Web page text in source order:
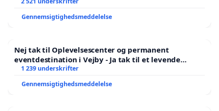
Gennemsigtighedsmeddelelse
Nej tak til Oplevelsescenter og permanent
eventdestination i Vejby - Ja tak til et levende
lokalområde i balance
1 239 underskrifter
Gennemsigtighedsmeddelelse